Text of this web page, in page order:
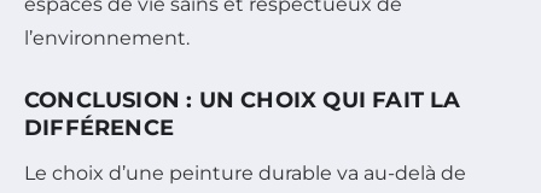
l’environnement.
CONCLUSION : UN CHOIX QUI FAIT LA
DIFFÉRENCE
Le choix d’une peinture durable va au-delà de